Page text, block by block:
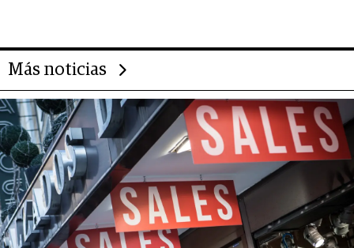
Más noticias